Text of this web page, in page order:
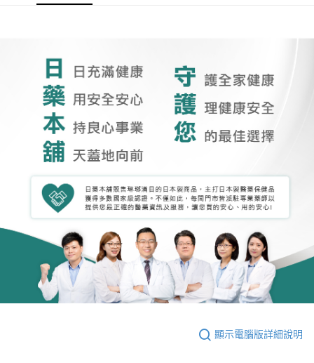
顯示電腦版詳細說明